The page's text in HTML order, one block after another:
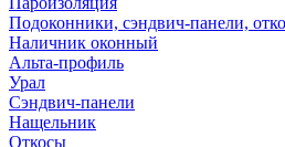
Подоконники, сэндвич-панели,
Наличник оконный
Альта-профиль
Урал
Сэндвич-панели
Нащельник
Откосы